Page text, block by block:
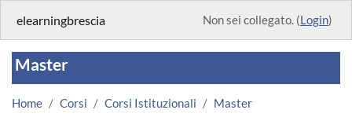
elearningbrescia Non sei collegato. (Login)
Master
Home Corsi Corsi Istituzionali Master